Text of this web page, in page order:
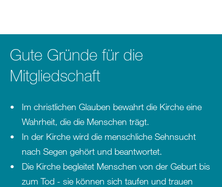
Gute Gründe für die
Mitgliedschaft
Im christlichen Glauben bewahrt die Kirche eine
Wahrheit, die die Menschen trägt.
In der Kirche wird die menschliche Sehnsucht
nach Segen gehört und beantwortet.
Die Kirche begleitet Menschen von der Geburt bis
zum Tod - sie können sich taufen und trauen